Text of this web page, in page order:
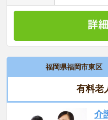
福岡県福岡市東区
有料老
介